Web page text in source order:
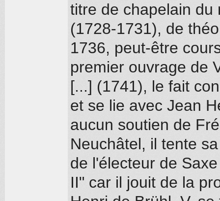
titre de chapelain du
(1728-1731), de
1736, peut-être
premier ouvrage de
[...] (1741), le fait
et se lie avec Jean
aucun soutien de
Neuchâtel, il tente
de l'électeur de
II" car il jouit de la